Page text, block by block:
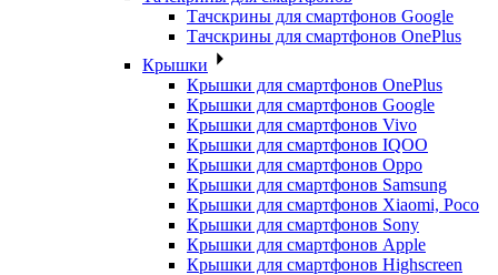
Тачскрины для смартфонов Google
Тачскрины для смартфонов OnePlus
Крышки
Крышки для смартфонов OnePlus
Крышки для смартфонов Google
Крышки для смартфонов Vivo
Крышки для смартфонов IQOO
Крышки для смартфонов Oppo
Крышки для смартфонов Samsung
Крышки для смартфонов Xiaomi, Poco
Крышки для смартфонов Sony
Крышки для смартфонов Apple
Крышки для смартфонов Highscreen